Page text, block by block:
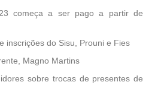
começa a ser pago a partir de
inscrições do Sisu, Prouni e Fies
Magno Martins
sobre trocas de presentes de